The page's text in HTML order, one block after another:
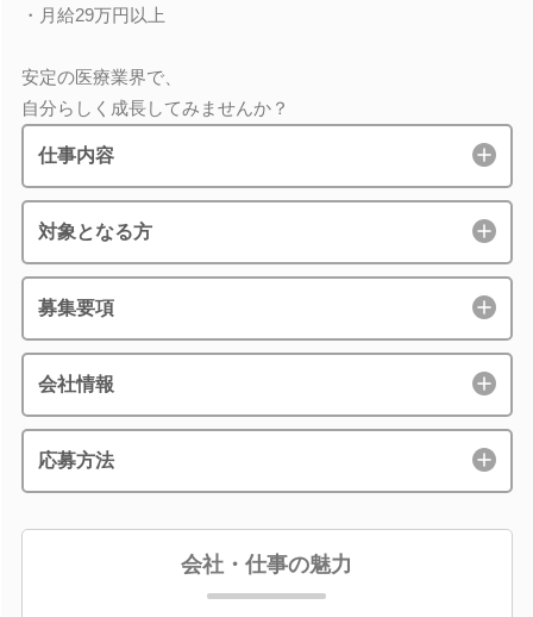
・月給29万円以上
安定の医療業界で、
自分らしく成長してみませんか？
仕事内容
対象となる方
募集要項
会社情報
応募方法
会社・仕事の魅力